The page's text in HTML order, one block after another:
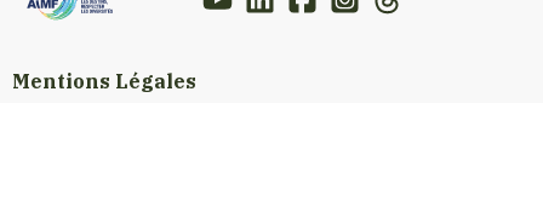
Mentions Légales